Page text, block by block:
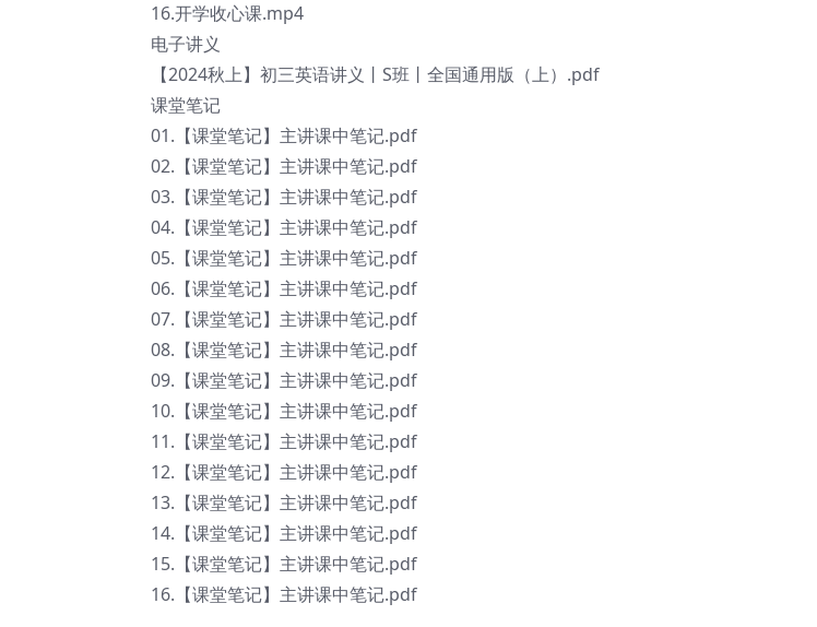
16.开学收心课.mp4
电子讲义
【2024秋上】初三英语讲义丨S班丨全国通用版（上）.pdf
课堂笔记
01.【课堂笔记】主讲课中笔记.pdf
02.【课堂笔记】主讲课中笔记.pdf
03.【课堂笔记】主讲课中笔记.pdf
04.【课堂笔记】主讲课中笔记.pdf
05.【课堂笔记】主讲课中笔记.pdf
06.【课堂笔记】主讲课中笔记.pdf
07.【课堂笔记】主讲课中笔记.pdf
08.【课堂笔记】主讲课中笔记.pdf
09.【课堂笔记】主讲课中笔记.pdf
10.【课堂笔记】主讲课中笔记.pdf
11.【课堂笔记】主讲课中笔记.pdf
12.【课堂笔记】主讲课中笔记.pdf
13.【课堂笔记】主讲课中笔记.pdf
14.【课堂笔记】主讲课中笔记.pdf
15.【课堂笔记】主讲课中笔记.pdf
16.【课堂笔记】主讲课中笔记.pdf